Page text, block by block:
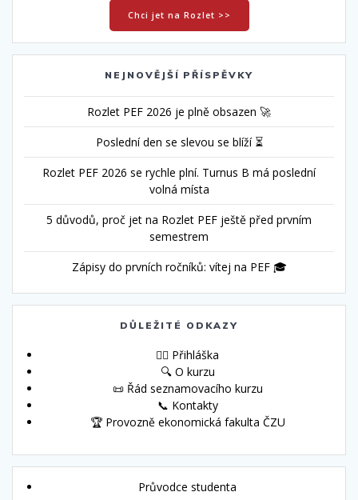
Chci jet na Rozlet >>
NEJNOVĚJŠÍ PŘÍSPĚVKY
Rozlet PEF 2026 je plně obsazen 🚀
Poslední den se slevou se blíží ⏳
Rozlet PEF 2026 se rychle plní. Turnus B má poslední
volná místa
5 důvodů, proč jet na Rozlet PEF ještě před prvním
semestrem
Zápisy do prvních ročníků: vítej na PEF 🎓
DŮLEŽITÉ ODKAZY
🙋‍♀️ Přihláška
🔍 O kurzu
📜 Řád seznamovacího kurzu
📞 Kontakty
🏆 Provozně ekonomická fakulta ČZU
Průvodce studenta